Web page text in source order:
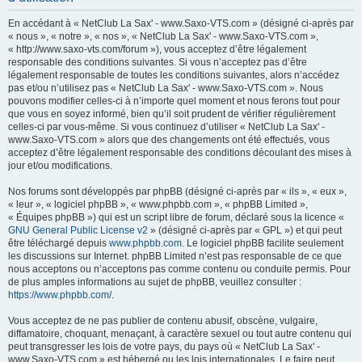
h
En accédant à « NetClub La Sax' - www.Saxo-VTS.com » (désigné ci-après par
« nous », « notre », « nos », « NetClub La Sax' - www.Saxo-VTS.com »,
« http://www.saxo-vts.com/forum »), vous acceptez d’être légalement
responsable des conditions suivantes. Si vous n’acceptez pas d’être
légalement responsable de toutes les conditions suivantes, alors n’accédez
pas et/ou n’utilisez pas « NetClub La Sax' - www.Saxo-VTS.com ». Nous
pouvons modifier celles-ci à n’importe quel moment et nous ferons tout pour
que vous en soyez informé, bien qu’il soit prudent de vérifier régulièrement
celles-ci par vous-même. Si vous continuez d’utiliser « NetClub La Sax' -
www.Saxo-VTS.com » alors que des changements ont été effectués, vous
acceptez d’être légalement responsable des conditions découlant des mises à
jour et/ou modifications.
Nos forums sont développés par phpBB (désigné ci-après par « ils », « eux »,
« leur », « logiciel phpBB », « www.phpbb.com », « phpBB Limited »,
« Équipes phpBB ») qui est un script libre de forum, déclaré sous la licence «
GNU General Public License v2 » (désigné ci-après par « GPL ») et qui peut
être téléchargé depuis www.phpbb.com. Le logiciel phpBB facilite seulement
les discussions sur Internet. phpBB Limited n’est pas responsable de ce que
nous acceptons ou n’acceptons pas comme contenu ou conduite permis. Pour
de plus amples informations au sujet de phpBB, veuillez consulter :
https://www.phpbb.com/.
Vous acceptez de ne pas publier de contenu abusif, obscène, vulgaire,
diffamatoire, choquant, menaçant, à caractère sexuel ou tout autre contenu qui
peut transgresser les lois de votre pays, du pays où « NetClub La Sax' -
www.Saxo-VTS.com » est hébergé ou les lois internationales. Le faire peut